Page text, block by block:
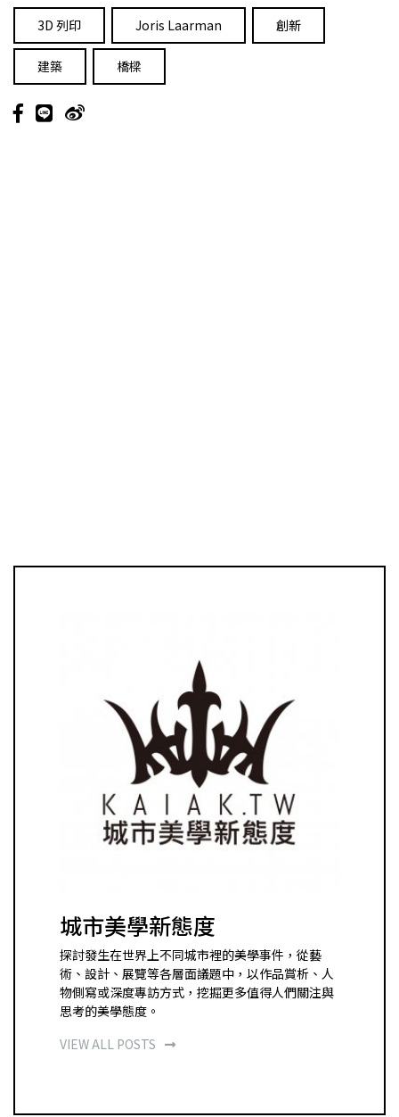
3D 列印 Joris Laarman 創新
建築 橋樑
城市美學新態度
探討發生在世界上不同城市裡的美學事件，從藝
術、設計、展覽等各層面議題中，以作品賞析、人
物側寫或深度專訪方式，挖掘更多值得人們關注與
思考的美學態度。
VIEW ALL POSTS